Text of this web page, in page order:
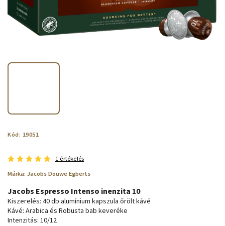
Kód: 19051
1 értékelés
Márka: Jacobs Douwe Egberts
Jacobs Espresso Intenso inenzita 10
Kiszerelés: 40 db alumínium kapszula őrölt kávé
Kávé: Arabica és Robusta bab keveréke
Intenzitás: 10/12